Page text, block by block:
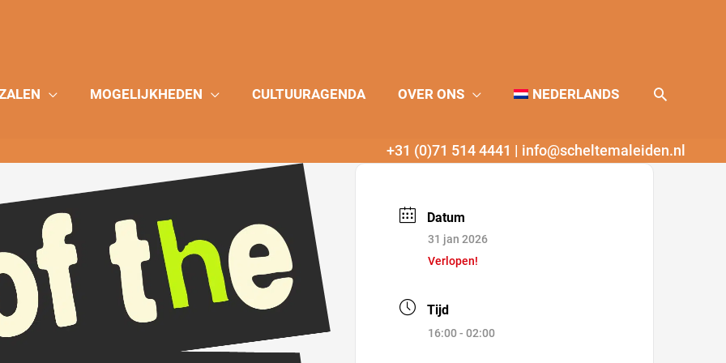
MOGELIJKHEDEN CULTUURAGENDA OVER ONS NEDERLANDS Zoeken
+31 (0)71 514 4441 | info@scheltemaleiden.nl
Datum
31 jan 2026
Verlopen!
Tijd
16:00 - 02:00